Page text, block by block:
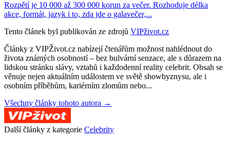
Rozpětí je 10 000 až 300 000 korun za večer. Rozhoduje délka
akce, formát, jazyk i to, zda jde o galavečer,...
Tento článek byl publikován ze zdrojů VIPživot.cz
Články z VIPŽivot.cz nabízejí čtenářům možnost nahlédnout do
života známých osobností – bez bulvární senzace, ale s důrazem na
lidskou stránku slávy, vztahů i každodenní reality celebrit. Obsah se
věnuje nejen aktuálním událostem ve světě showbyznysu, ale i
osobním příběhům, kariérním zlomům nebo...
Všechny články tohoto autora →
Další články z kategorie Celebrity